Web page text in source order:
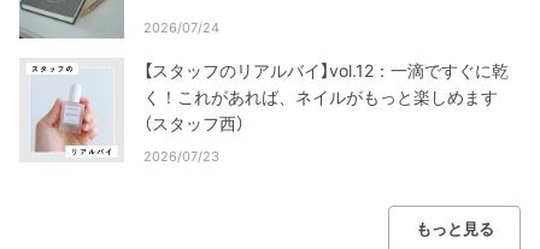
2026/07/24
【スタッフのリアルバイ】vol.12：一滴ですぐに乾
く！これがあれば、ネイルがもっと楽しめます
（スタッフ西）
2026/07/23
もっと見る